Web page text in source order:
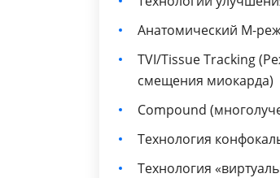
Анатомический М-
TVI/Tissue Tracking
смещения миокарда)
Compound
Технология
Технология